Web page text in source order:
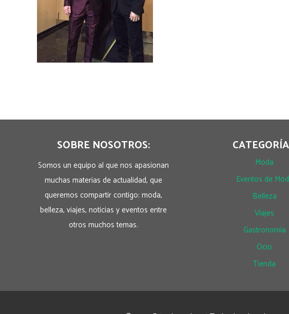
SOBRE NOSOTROS:
Somos un equipo al que nos apasionan
muchas materias de actualidad, que
queremos compartir contigo: moda,
belleza, viajes, noticias y eventos entre
otros muchos temas.
Moda
Eventos de
Belleza
Viajes
Gastronomía
Ocio
Tienda